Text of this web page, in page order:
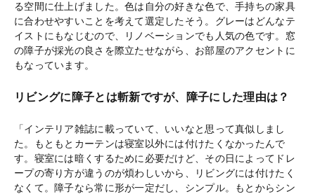
る空間に仕上げました。色は自分の好きな色で、手持ちの家具
に合わせやすいことを考えて選定したそう。グレーはどんなテ
イストにもなじむので、リノベーションでも人気の色です。窓
の障子が採光の良さを際立たせながら、お部屋のアクセントに
もなっています。
リビングに障子とは斬新ですが、障子にした理由は？
「インテリア雑誌に載っていて、いいなと思って真似しまし
た。もともとカーテンは寝室以外には付けたくなかったんで
す。寝室には暗くするために必要だけど、その日によってドレ
ープの寄り方が違うのが煩わしいから、リビングには付けたく
なくて。障子なら常に形が一定だし、シンプル。もとからシン